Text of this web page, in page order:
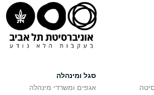
סגל ומינהלה
אגפים ומשרדי מינהלה